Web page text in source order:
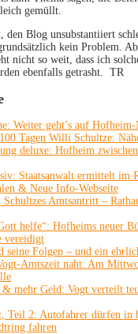
gemüllt.
Blog unsubstantiiert
kein Problem.
nicht so weit, dass ich
ebenfalls getrasht. TR
Weiter geht’s auf Hofheim-
Tagen Willi Schultze:
deluxe: Hofheim
Staatsanwalt ermittelt im
& Neue Info-Webseite
Amtsantritt –
helfe“: Hofheims neuer
vereidigt
seine Folgen – und ein
Amtszeit naht: Am
mehr Geld: Vogt verteilt
Teil 2: Autofahrer dürfen in
fahren